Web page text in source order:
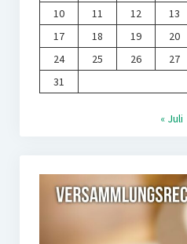
10
11 12 13
17
18 19 20
24
25 26 27
31
« Juli